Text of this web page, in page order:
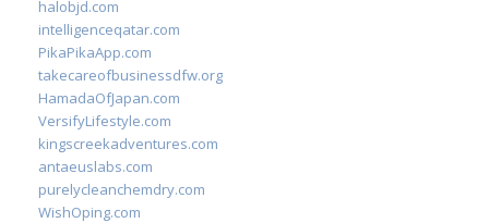
halobjd.com
intelligenceqatar.com
PikaPikaApp.com
takecareofbusinessdfw.org
HamadaOfJapan.com
VersifyLifestyle.com
kingscreekadventures.com
antaeuslabs.com
purelycleanchemdry.com
WishOping.com